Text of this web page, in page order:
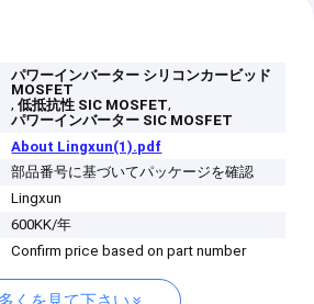
パワーインバーター シリコンカービッド
MOSFET
,低抵抗性 SIC MOSFET,
パワーインバーター SIC MOSFET
About Lingxun(1).pdf
部品番号に基づいてパッケージを確認
Lingxun
600KK/年
Confirm price based on part number